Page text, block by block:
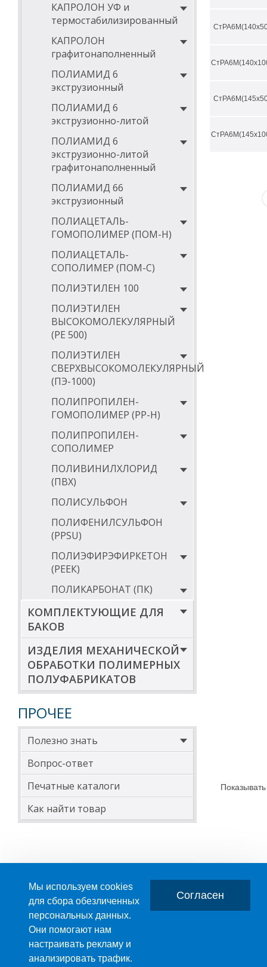
КАПРОЛОН УФ и
термостабилизированный
КАПРОЛОН
графитонаполненный
ПОЛИАМИД 6
экструзионный
ПОЛИАМИД 6
экструзионно-литой
ПОЛИАМИД 6
экструзионно-литой
графитонаполненный
ПОЛИАМИД 66
экструзионный
ПОЛИАЦЕТАЛЬ-
ГОМОПОЛИМЕР (ПОМ-Н)
ПОЛИАЦЕТАЛЬ-
СОПОЛИМЕР (ПОМ-С)
ПОЛИЭТИЛЕН 100
ПОЛИЭТИЛЕН
ВЫСОКОМОЛЕКУЛЯРНЫЙ
(РЕ 500)
ПОЛИЭТИЛЕН
СВЕРХВЫСОКОМОЛЕКУЛЯРНЫЙ
(ПЭ-1000)
ПОЛИПРОПИЛЕН-
ГОМОПОЛИМЕР (PP-Н)
ПОЛИПРОПИЛЕН-
СОПОЛИМЕР
ПОЛИВИНИЛХЛОРИД
(ПВХ)
ПОЛИСУЛЬФОН
ПОЛИФЕНИЛСУЛЬФОН
(PPSU)
ПОЛИЭФИРЭФИРКЕТОН
(РЕЕК)
ПОЛИКАРБОНАТ (ПК)
КОМПЛЕКТУЮЩИЕ ДЛЯ
БАКОВ
ИЗДЕЛИЯ МЕХАНИЧЕСКОЙ
ОБРАБОТКИ ПОЛИМЕРНЫХ
ПОЛУФАБРИКАТОВ
ПРОЧЕЕ
Полезно знать
Вопрос-ответ
Печатные каталоги
Как найти товар
ПРОИЗВОДСТВО ПЛАСТМАССОВЫХ ИЗДЕЛИЙ
Мы используем cookies
для сбора обезличенных
персональных данных.
Они помогают нам
настраивать рекламу и
анализировать трафик.
Согласен